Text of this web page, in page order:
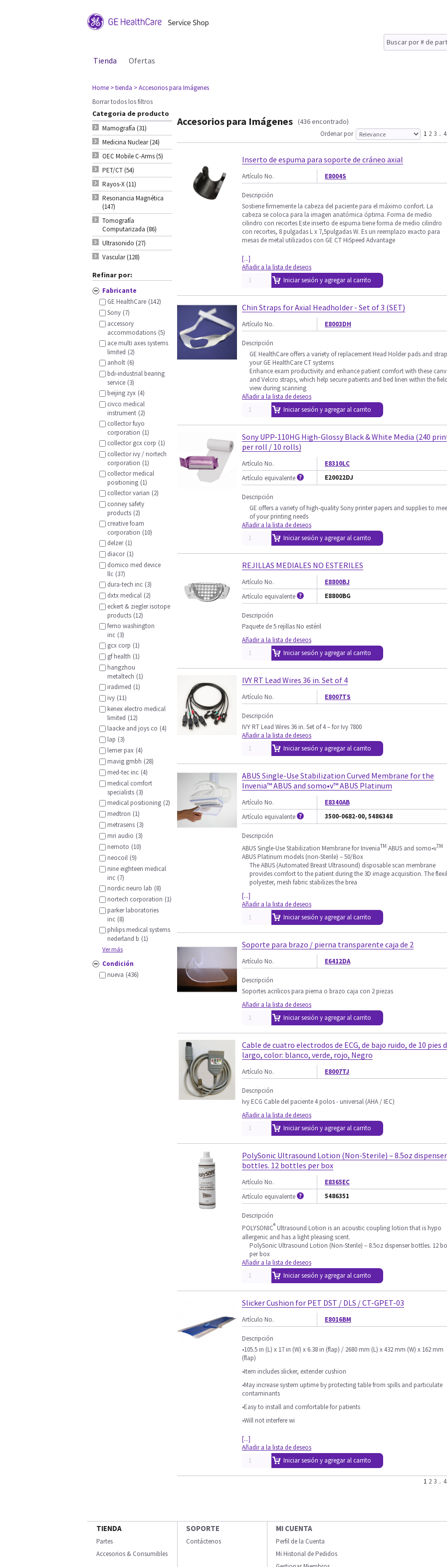
Tienda Ofertas
Home > tienda > Accesorios para Imágenes
Borrar todos los filtros
Categoria de producto
Mamografía (31)
Medicina Nuclear (24)
OEC Mobile C-Arms (5)
PET/CT (54)
Rayos-X (11)
Resonancia Magnética
(147)
Tomografía
Computarizada (86)
Ultrasonido (27)
Vascular (128)
Refinar por:
Fabricante
GE HealthCare (142)
Sony (7)
accessory
accommodations (5)
ace multi axes systems
limited (2)
anholt (6)
bdi-industrial bearing
service (3)
beijing zyx (4)
civco medical
instrument (2)
collector fuyo
corporation (1)
collector gcx corp (1)
collector ivy / nortech
corporation (1)
collector medical
positioning (1)
collector varian (2)
conney safety
products (2)
creative foam
corporation (10)
delzer (1)
diacor (1)
domico med device
llc (37)
dura-tech inc (3)
dxtx medical (2)
eckert & ziegler isotope
products (12)
ferno washington
inc (3)
gcx corp (1)
gf health (1)
hangzhou
metaltech (1)
iradimed (1)
ivy (11)
kenex electro medical
limited (12)
laacke and joys co (4)
lap (3)
lemer pax (4)
mavig gmbh (28)
med-tec inc (4)
medical comfort
specialists (3)
medical positioning (2)
medtron (1)
metrasens (3)
mri audio (3)
nemoto (10)
neocoil (9)
nine eighteen medical
inc (7)
nordic neuro lab (8)
nortech corporation (1)
parker laboratories
inc (8)
philips medical systems
nederland b (1)
Ver más
Condición
nueva (436)
Accesorios para Imágenes (436 encontrado)
Ordenar por 1 2 3 ..
Inserto de espuma para soporte de cráneo axial
Artículo No. E8004S
Descripción
Sostiene firmemente la cabeza del paciente para el máximo confort. La
cabeza se coloca para la imagen anatómica óptima. Forma de medio
cilindro con recortes Este inserto de espuma tiene forma de medio cilindro
con recortes, 8 pulgadas L x 7,5pulgadas W. Es un reemplazo exacto para
mesas de metal utilizados con GE CT HiSpeed ​​Advantage
[...]
Añadir a la lista de deseos
Iniciar sesión y agregar al carrito
Chin Straps for Axial Headholder - Set of 3 (SET)
Artículo No. E8003DH
Descripción
GE HealthCare offers a variety of replacement Head Holder pads and
your GE HealthCare CT systems
Enhance exam productivity and enhance patient comfort with these
and Velcro straps, which help secure patients and bed linen within the
view during scanning
Añadir a la lista de deseos
Iniciar sesión y agregar al carrito
Sony UPP-110HG High-Glossy Black & White Media (240
per roll / 10 rolls)
Artículo No.
E8310LC
Artículo equivalente
E20022DJ
Descripción
GE offers a variety of high-quality Sony printer papers and supplies to
of your printing needs
Añadir a la lista de deseos
Iniciar sesión y agregar al carrito
REJILLAS MEDIALES NO ESTERILES
Artículo No.
E8800BJ
Artículo equivalente
E8800BG
Descripción
Paquete de 5 rejillas No estéril
Añadir a la lista de deseos
Iniciar sesión y agregar al carrito
IVY RT Lead Wires 36 in. Set of 4
Artículo No. E8007TS
Descripción
IVY RT Lead Wires 36 in. Set of 4 – for Ivy 7800
Añadir a la lista de deseos
Iniciar sesión y agregar al carrito
ABUS Single-Use Stabilization Curved Membrane for the
Invenia™ ABUS and somo•v™ ABUS Platinum
Artículo No.
E8340AB
Artículo equivalente
3500-0682-00, 5486348
Descripción
ABUS Single-Use Stabilization Membrane for InveniaTM ABUS and somo•vTM
ABUS Platinum models (non-Sterile) – 50/Box
The ABUS (Automated Breast Ultrasound) disposable scan membrane
provides comfort to the patient during the 3D image acquisition. The
polyester, mesh fabric stabilizes the brea
[...]
Añadir a la lista de deseos
Iniciar sesión y agregar al carrito
Soporte para brazo / pierna transparente caja de 2
Artículo No. E6412DA
Descripción
Soportes acrilicos para pierna o brazo caja con 2 piezas
Añadir a la lista de deseos
Iniciar sesión y agregar al carrito
Cable de cuatro electrodos de ECG, de bajo ruido, de 10 pies
largo, color: blanco, verde, rojo, Negro
Artículo No. E8007TJ
Descripción
Ivy ECG Cable del paciente 4 polos - universal (AHA / IEC)
Añadir a la lista de deseos
Iniciar sesión y agregar al carrito
PolySonic Ultrasound Lotion (Non-Sterile) – 8.5oz dispenser
bottles. 12 bottles per box
Artículo No.
E8365EC
Artículo equivalente
5486351
Descripción
POLYSONIC® Ultrasound Lotion is an acoustic coupling lotion that is hypo
allergenic and has a light pleasing scent.
PolySonic Ultrasound Lotion (Non-Sterile) – 8.5oz dispenser bottles. 12
per box
Añadir a la lista de deseos
Iniciar sesión y agregar al carrito
Slicker Cushion for PET DST / DLS / CT-GPET-03
Artículo No. E8016BM
Descripción
•105.5 in (L) x 17 in (W) x 6.38 in (flap) / 2680 mm (L) x 432 mm (W) x 162 mm
(flap)
•Item includes slicker, extender cushion
•May increase system uptime by protecting table from spills and particulate
contaminants
•Easy to install and comfortable for patients
•Will not interfere wi
[...]
Añadir a la lista de deseos
Iniciar sesión y agregar al carrito
1 2 3 ..
TIENDA
Partes
Accesorios & Consumibles
SOPORTE
Contáctenos
MI CUENTA
Perfil de la Cuenta
Mi Historial de Pedidos